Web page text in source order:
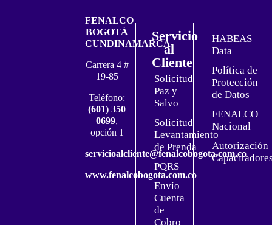
FENALCO
BOGOTÁ
CUNDINAMARCA
Carrera 4 #
19-85
Teléfono:
(601) 350
0699,
opción 1
servicioalcliente@fenalcobogota.com.co
www.fenalcobogota.com.co
Servicio
al
Cliente
Solicitud
Paz y
Salvo
Solicitud
Levantamiento
de Prenda
PQRS
Envío
Cuenta
de
Cobro
HABEAS
Data
Política de
Protección
de Datos
FENALCO
Nacional
Autorización